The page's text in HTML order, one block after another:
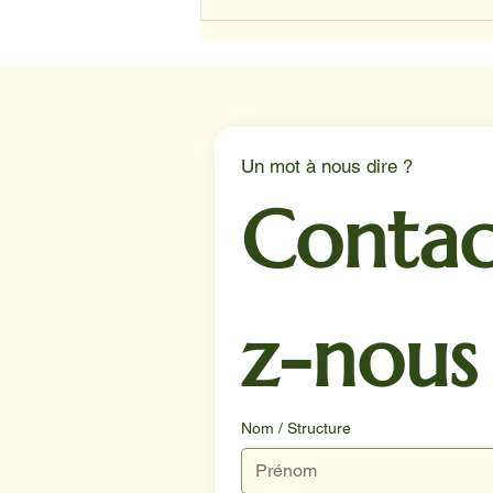
Un mot à nous dire ?
z-nous
Nom / Structure